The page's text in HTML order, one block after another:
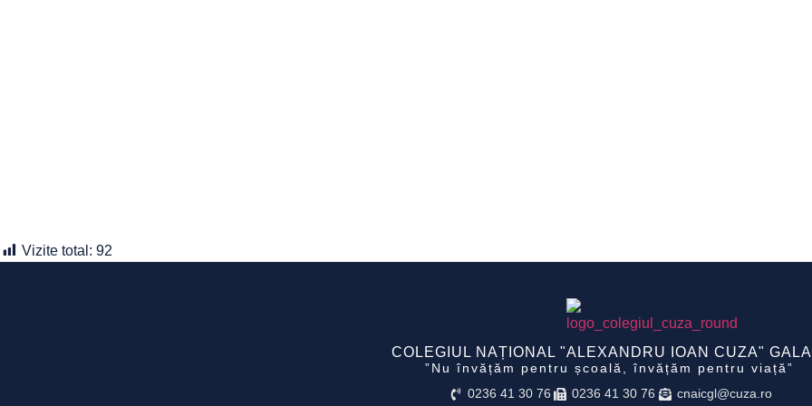
Vizite total: 92
COLEGIUL NAȚIONAL "ALEXANDRU IOAN CUZA"
”Nu învățăm pentru școală, învățăm pentru viață”
0236 41 30 76
0236 41 30 76
cnaicgl@cuza.ro